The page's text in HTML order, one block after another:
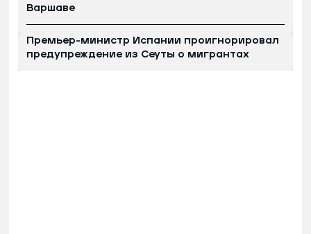
Варшаве
Премьер-министр Испании проигнорировал
предупреждение из Сеуты о мигрантах